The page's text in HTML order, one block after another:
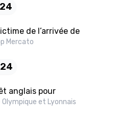
de l’arrivée de
Mercato
anglais pour
Olympique et Lyonnais